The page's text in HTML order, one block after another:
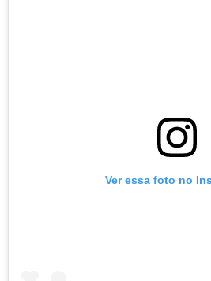
Ver essa foto no